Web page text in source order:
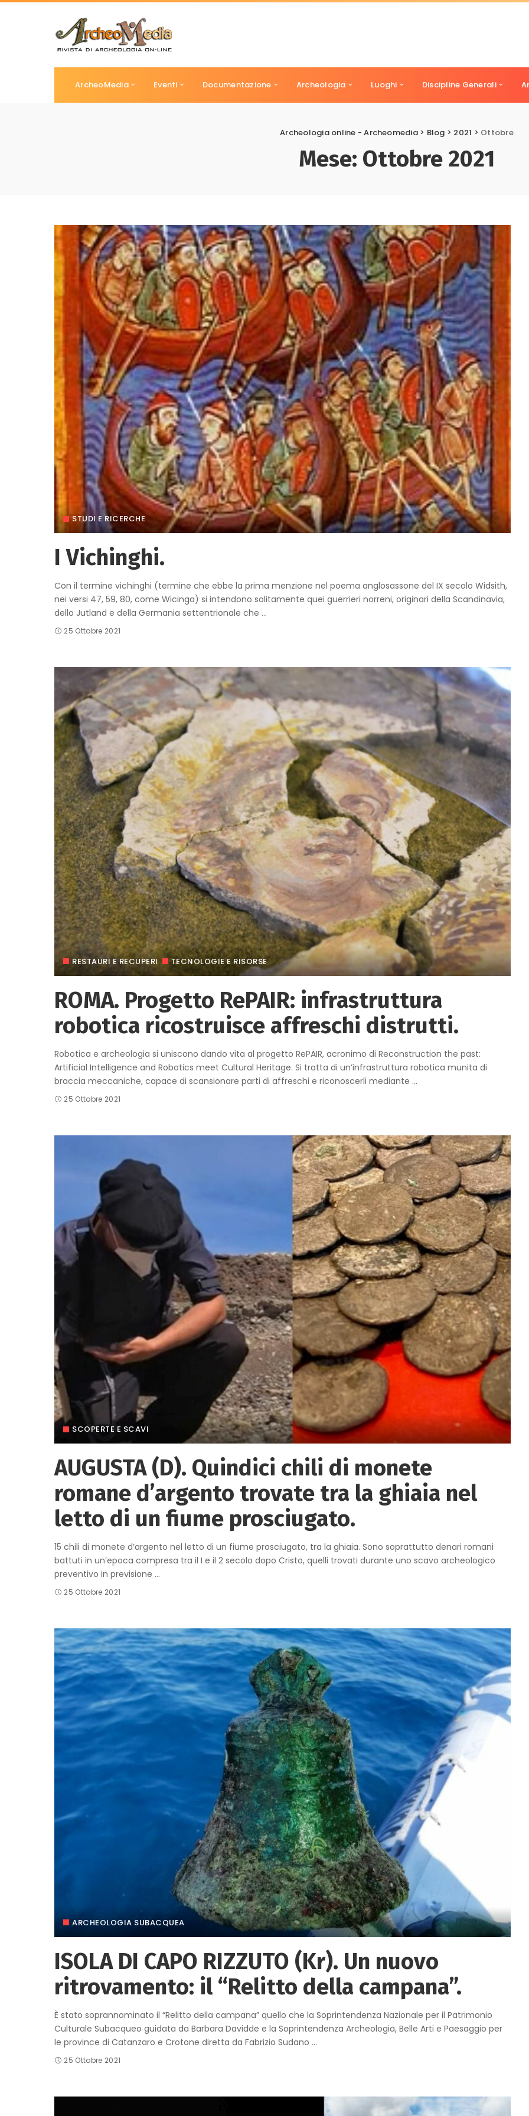
ArcheoMedia Eventi Documentazione Archeologia Luoghi Discipline Generali
Archeologia online - Archeomedia> Blog > 2021 > Ottobre
Mese: Ottobre 2021
STUDI E RICERCHE
I Vichinghi.
Con il termine vichinghi (termine che ebbe la prima menzione nel poema anglosassone del IX secolo Widsith,
nei versi 47, 59, 80, come Wicinga) si intendono solitamente quei guerrieri norreni, originari della Scandinavia,
dello Jutland e della Germania settentrionale che ...
25 Ottobre 2021
RESTAURI E RECUPERI TECNOLOGIE E RISORSE
ROMA. Progetto RePAIR: infrastruttura
robotica ricostruisce affreschi distrutti.
Robotica e archeologia si uniscono dando vita al progetto RePAIR, acronimo di Reconstruction the past:
Artificial Intelligence and Robotics meet Cultural Heritage. Si tratta di un’infrastruttura robotica munita di
braccia meccaniche, capace di scansionare parti di affreschi e riconoscerli mediante ...
25 Ottobre 2021
SCOPERTE E SCAVI
AUGUSTA (D). Quindici chili di monete
romane d’argento trovate tra la ghiaia nel
letto di un fiume prosciugato.
15 chili di monete d’argento nel letto di un fiume prosciugato, tra la ghiaia. Sono soprattutto denari romani
battuti in un’epoca compresa tra il I e il 2 secolo dopo Cristo, quelli trovati durante uno scavo archeologico
preventivo in previsione ...
25 Ottobre 2021
ARCHEOLOGIA SUBACQUEA
ISOLA DI CAPO RIZZUTO (Kr). Un nuovo
ritrovamento: il “Relitto della campana”.
È stato soprannominato il “Relitto della campana” quello che la Soprintendenza Nazionale per il Patrimonio
Culturale Subacqueo guidata da Barbara Davidde e la Soprintendenza Archeologia, Belle Arti e Paesaggio per
le province di Catanzaro e Crotone diretta da Fabrizio Sudano ...
25 Ottobre 2021